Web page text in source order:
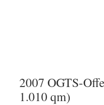
2007 OGTS-
1.010 qm)